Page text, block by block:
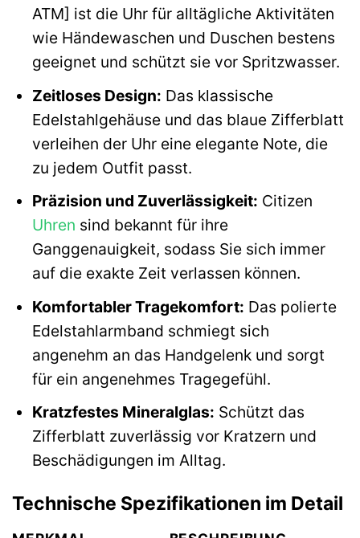
ATM] ist die Uhr für alltägliche Aktivitäten
wie Händewaschen und Duschen bestens
geeignet und schützt sie vor Spritzwasser.
Zeitloses Design: Das klassische
Edelstahlgehäuse und das blaue Zifferblatt
verleihen der Uhr eine elegante Note, die
zu jedem Outfit passt.
Präzision und Zuverlässigkeit: Citizen
Uhren sind bekannt für ihre
Ganggenauigkeit, sodass Sie sich immer
auf die exakte Zeit verlassen können.
Komfortabler Tragekomfort: Das polierte
Edelstahlarmband schmiegt sich
angenehm an das Handgelenk und sorgt
für ein angenehmes Tragegefühl.
Kratzfestes Mineralglas: Schützt das
Zifferblatt zuverlässig vor Kratzern und
Beschädigungen im Alltag.
Technische Spezifikationen im Detail